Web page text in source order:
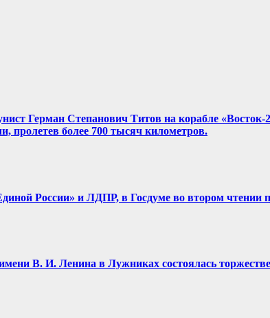
Герман Степанович Титов на корабле
пролетев более 700 тысяч километров.
России» и ЛДПР, в Госдуме во втором
имени В. И. Ленина в Лужниках состоялась